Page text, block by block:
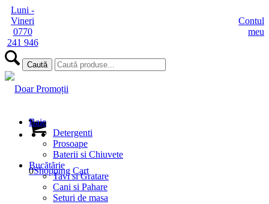
Luni -
Vineri
0770
241 946
Contul
meu
0Shopping Cart
Baie
Detergenti
Prosoape
Baterii si Chiuvete
Bucătărie
Tavi si Gratare
Cani si Pahare
Seturi de masa